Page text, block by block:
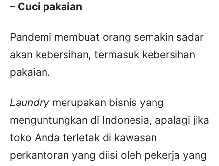
– Cuci pakaian
Pandemi membuat orang semakin sadar
akan kebersihan, termasuk kebersihan
pakaian.
Laundry merupakan bisnis yang
menguntungkan di Indonesia, apalagi jika
toko Anda terletak di kawasan
perkantoran yang diisi oleh pekerja yang